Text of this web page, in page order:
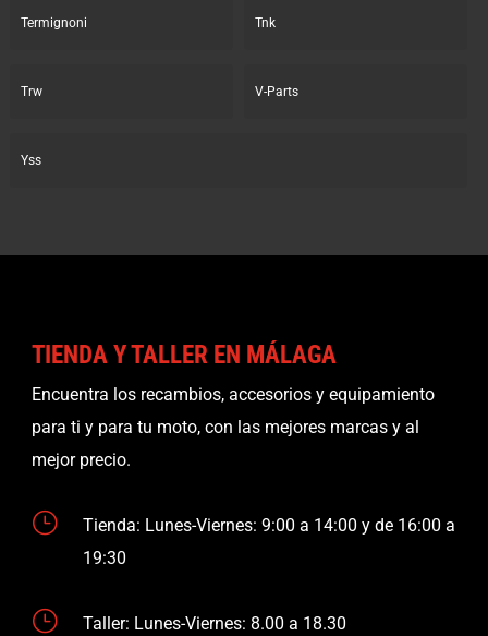
Termignoni Tnk
Trw V-Parts
Yss
TIENDA Y TALLER EN MÁLAGA
Encuentra los recambios, accesorios y equipamiento
para ti y para tu moto, con las mejores marcas y al
mejor precio.
}
Tienda: Lunes-Viernes: 9:00 a 14:00 y de 16:00 a
19:30
}
Taller: Lunes-Viernes: 8.00 a 18.30